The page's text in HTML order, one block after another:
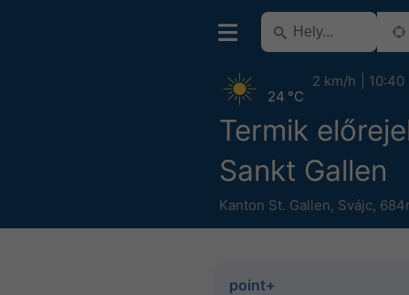
Termik
Sankt Gallen
Kanton St. Gallen, Svájc,
24 °C
2 km/h 10:40
point+